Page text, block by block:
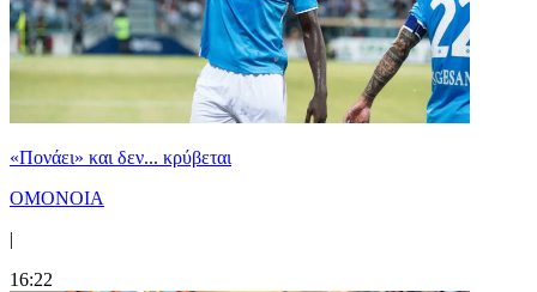
«Πονάει» και δεν... κρύβεται
ΟΜΟΝΟΙΑ
|
16:22